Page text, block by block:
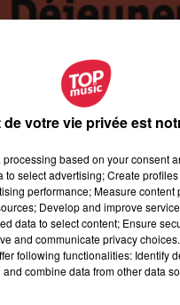
de votre vie privée est
based on your consent
select advertising; Create
performance; Measure
Develop and improve
data to select content; Ensure
and communicate privacy
following functionalities: Identify
combine data from other data